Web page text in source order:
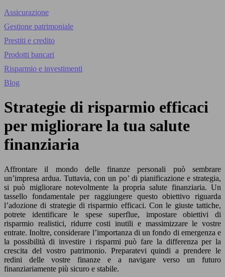
Assicurazione
Gestione patrimoniale
Prestiti e credito
Prodotti bancari
Risparmio e investimenti
Blog
Strategie di risparmio efficaci
per migliorare la tua salute
finanziaria
Affrontare il mondo delle finanze personali può sembrare
un’impresa ardua. Tuttavia, con un po’ di pianificazione e strategia,
si può migliorare notevolmente la propria salute finanziaria. Un
tassello fondamentale per raggiungere questo obiettivo riguarda
l’adozione di strategie di risparmio efficaci. Con le giuste tattiche,
potrete identificare le spese superflue, impostare obiettivi di
risparmio realistici, ridurre costi inutili e massimizzare le vostre
entrate. Inoltre, considerare l’importanza di un fondo di emergenza e
la possibilità di investire i risparmi può fare la differenza per la
crescita del vostro patrimonio. Preparatevi quindi a prendere le
redini delle vostre finanze e a navigare verso un futuro
finanziariamente più sicuro e stabile.